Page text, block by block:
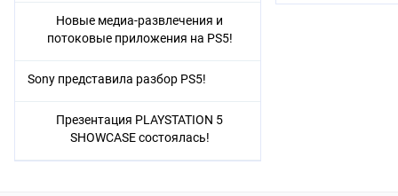
Новые медиа-развлечения и
потоковые приложения на PS5!
Sony представила разбор PS5!
Презентация PLAYSTATION 5
SHOWCASE состоялась!